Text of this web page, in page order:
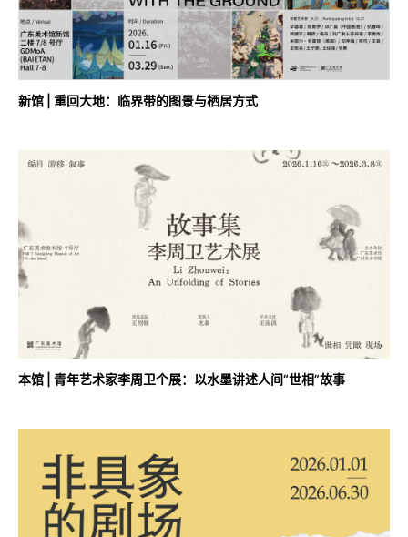
新馆 | 重回大地：临界带的图景与栖居方式
本馆 | 青年艺术家李周卫个展：以水墨讲述人间“世相”故事